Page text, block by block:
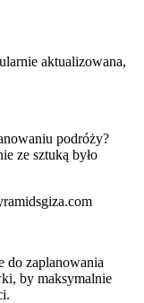
aktualizowana,
podróży?
ze sztuką było
do zaplanowania
by maksymalnie